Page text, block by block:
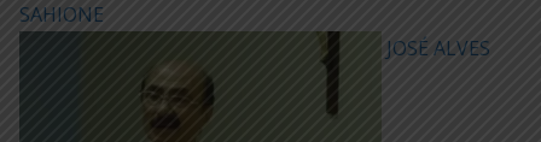
SAHIONE
JOSÉ ALVES